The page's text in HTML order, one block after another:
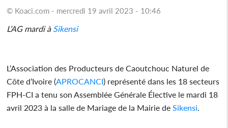
© Koaci.com - mercredi 19 avril 2023 - 10:46
L’AG mardi à Sikensi
L’Association des Producteurs de Caoutchouc Naturel de
Côte d’Ivoire (APROCANCI) représenté dans les 18 secteurs
FPH-CI a tenu son Assemblée Générale Élective le mardi 18
avril 2023 à la salle de Mariage de la Mairie deSikensi.